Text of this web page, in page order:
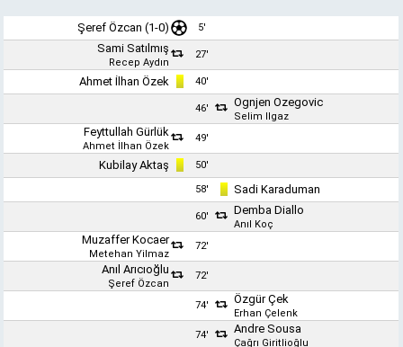
Şeref Özcan (1-0) 5'
Sami Satılmış
Recep Aydın
27'
Ahmet İlhan Özek 40'
46' Ognjen Ozegovic
Selim Ilgaz
Feyttullah Gürlük
Ahmet İlhan Özek
49'
Kubilay Aktaş 50'
58' Sadi Karaduman
60' Demba Diallo
Anıl Koç
Muzaffer Kocaer
Metehan Yilmaz
72'
Anıl Arıcıoğlu
Şeref Özcan
72'
74' Özgür Çek
Erhan Çelenk
74'
Andre Sousa
Çağrı Giritlioğlu